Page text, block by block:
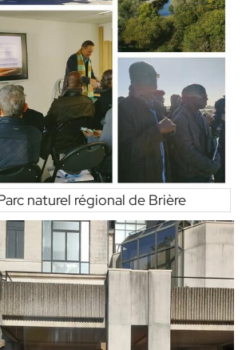
naturel régional de Brière